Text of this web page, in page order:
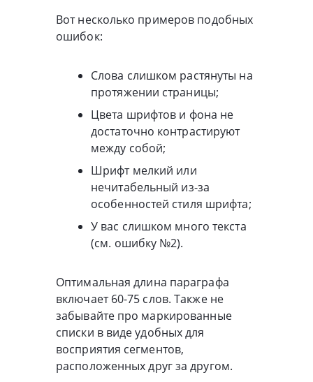
Вот несколько примеров подобных
ошибок:
Слова слишком растянуты на
протяжении страницы;
Цвета шрифтов и фона не
достаточно контрастируют
между собой;
Шрифт мелкий или
нечитабельный из-за
особенностей стиля шрифта;
У вас слишком много текста
(см. ошибку №2).
Оптимальная длина параграфа
включает 60-75 слов. Также не
забывайте про маркированные
списки в виде удобных для
восприятия сегментов,
расположенных друг за другом.